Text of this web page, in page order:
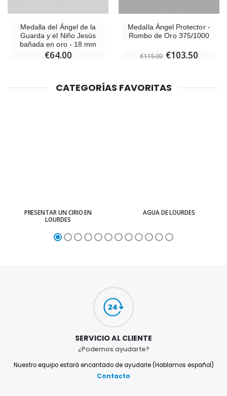
Medalla del Ángel de la
Guarda y el Niño Jesús
bañada en oro - 18 mm
€64.00
Medalla Ángel Protector -
Rombo de Oro 375/1000
€115.00 €103.50
CATEGORÍAS FAVORITAS
PRESENTAR UN CIRIO EN
LOURDES
AGUA DE LOURDES
SERVICIO AL CLIENTE
¿Podemos ayudarte?
Nuestro equipo estará encantado de ayudarle (Hablamos español)
Contacto